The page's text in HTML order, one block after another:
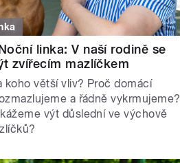
linka: V naší rodině se
zvířecím mazlíčkem
koho větší vliv? Proč domácí
a řádně vykrmujeme?
výt důslední ve výchově